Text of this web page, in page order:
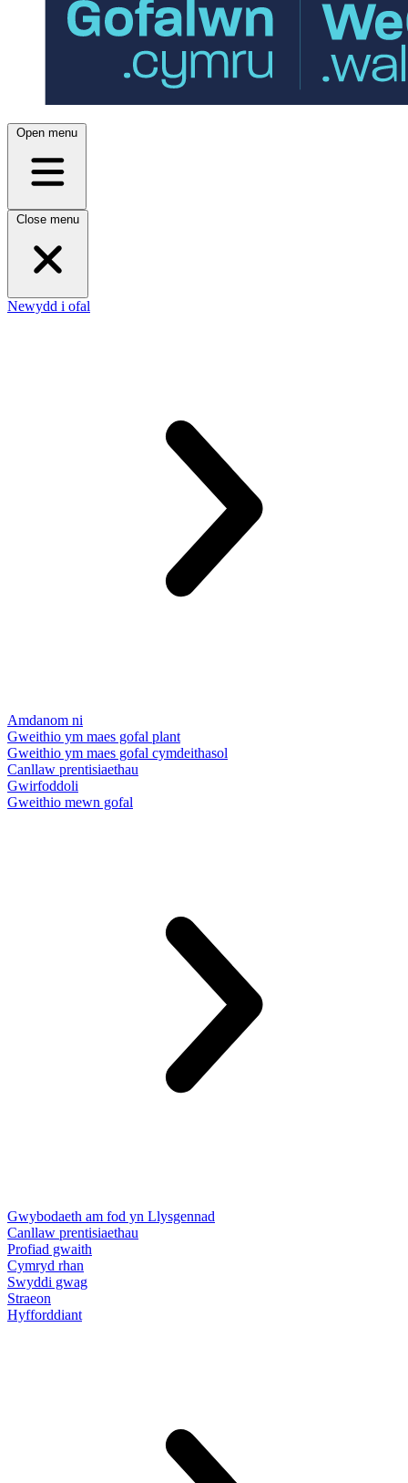
Open menu
Close menu
Newydd i ofal
Amdanom ni
Gweithio ym maes gofal plant
Gweithio ym maes gofal cymdeithasol
Canllaw prentisiaethau
Gwirfoddoli
Gweithio mewn gofal
Gwybodaeth am fod yn Llysgennad
Canllaw prentisiaethau
Profiad gwaith
Cymryd rhan
Swyddi gwag
Straeon
Hyfforddiant